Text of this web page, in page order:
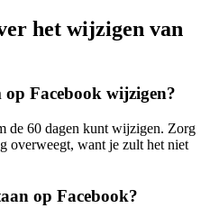
het wijzigen van
Facebook wijzigen?
de 60 dagen kunt wijzigen. Zorg
overweegt, want je zult het niet
op Facebook?